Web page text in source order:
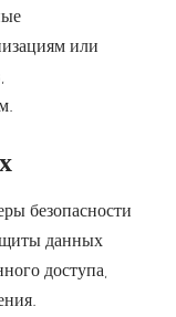
или
безопасности
данных
доступа,